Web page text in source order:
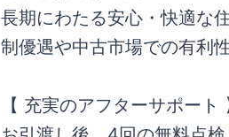
長期にわたる安心・快適な
制優遇や中古市場での有利
【 充実のアフターサポート